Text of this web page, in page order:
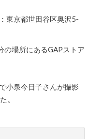
東京都世田谷区奥沢5-
の場所にあるGAPストア
小泉今日子さんが撮影
。